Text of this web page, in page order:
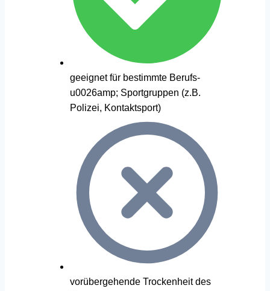
geeignet für bestimmte Berufs-
u0026amp; Sportgruppen (z.B.
Polizei, Kontaktsport)
vorübergehende Trockenheit des